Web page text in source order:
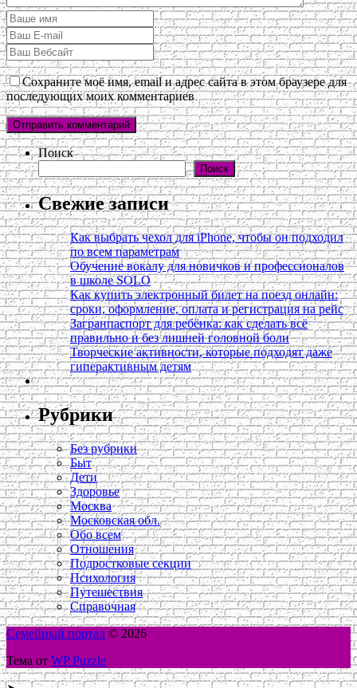
Сохраните моё имя, email и адрес сайта в этом браузере для
последующих моих комментариев
Поиск
Поиск
Свежие записи
Как выбрать чехол для iPhone, чтобы он подходил
по всем параметрам
Обучение вокалу для новичков и профессионалов
в школе SOLO
Как купить электронный билет на поезд онлайн:
сроки, оформление, оплата и регистрация на рейс
Загранпаспорт для ребёнка: как сделать всё
правильно и без лишней головной боли
Творческие активности, которые подходят даже
гиперактивным детям
Рубрики
Без рубрики
Быт
Дети
Здоровье
Москва
Московская обл.
Обо всем
Отношения
Подростковые секции
Психология
Путешествия
Справочная
Семейный портал © 2026
Тема от WP Puzzle